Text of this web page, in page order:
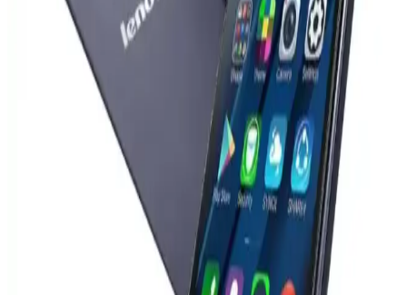
Vivo X300 Ultra'nın 400mm Zeiss lensi ve SmallRig iş birliğiyle
sunduğu yenilikler, akıllı telefon kameralarının profesyonel
ekipmanlarla karşılaştırılmasında önemli farkları ortaya koyuyor.
Lenovo Dizüstü Bilgisayar Şarj Cihazıyla iPhone
Şarj Etme: USB-C ve Power Delivery Uyumluluğu
Lenovo dizüstü bilgisayar şarj cihazları, USB-C ve Power Delivery
teknolojisi sayesinde iPhone gibi akıllı telefonları güvenli ve uyumlu
şekilde şarj edebiliyor. Bu teknoloji cihazların güç ihtiyacına göre
otomatik voltaj ve akım sağlar.
Redmi Note 10 Pro'nun Kamera Özellikleri ve
Teknik Detayları Hakkında Kapsamlı Bilgi
Redmi Note 10 Pro, 108 Megapiksel ana kamera ve çeşitli